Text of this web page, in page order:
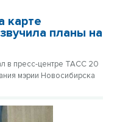
карте
планы на
в пресс-центре ТАСС 20
мэрии Новосибирска